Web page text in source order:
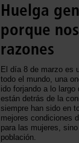
Huelga
porque
razones
El día 8 de marzo es
todo el mundo, una
ido forjando a lo
están detrás de la
siempre han sido en
mejores condiciones
para las mujeres,
población.